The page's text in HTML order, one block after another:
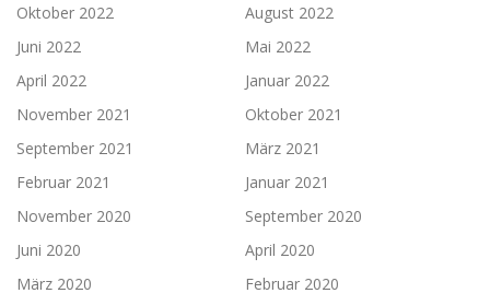
Oktober 2022
August 2022
Juni 2022
Mai 2022
April 2022
Januar 2022
November 2021
Oktober 2021
September 2021
März 2021
Februar 2021
Januar 2021
November 2020
September 2020
Juni 2020
April 2020
März 2020
Februar 2020